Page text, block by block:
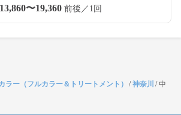
〜19,360前後／1回
ラー（フルカラー＆トリートメント） /神奈川 /中